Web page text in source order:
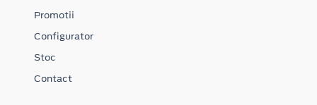
Promotii
Configurator
Stoc
Contact